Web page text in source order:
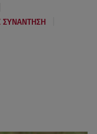
ΣΥΝΑΝΤΗΣΗ